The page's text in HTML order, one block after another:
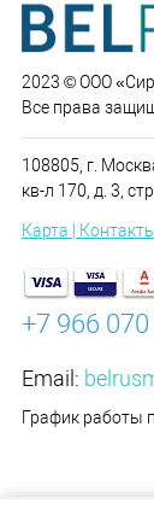
2023 © ООО
Все права
108805, г.
кв-л 170, д. 3,
Карта |
+7 966
Email:
График работы